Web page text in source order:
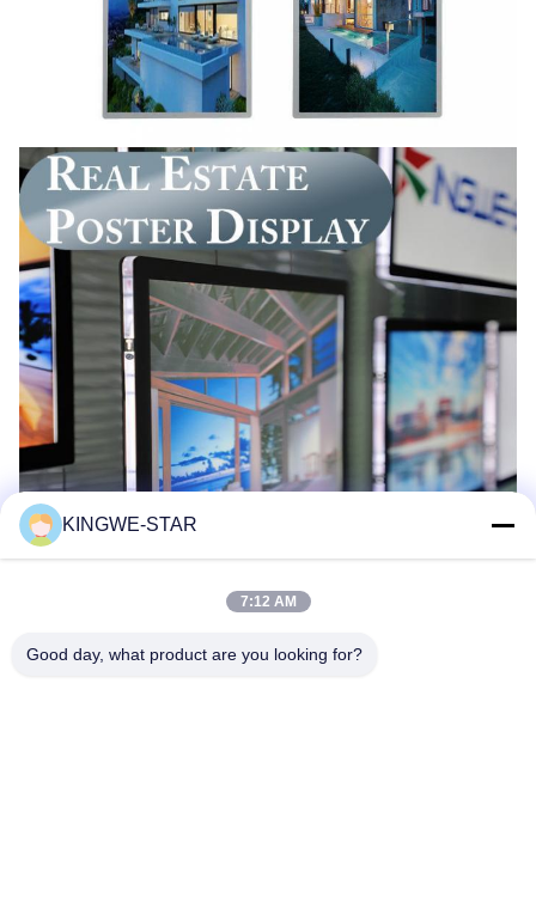
KINGWE-STAR
7:12 AM
Good day, what product are you looking for?